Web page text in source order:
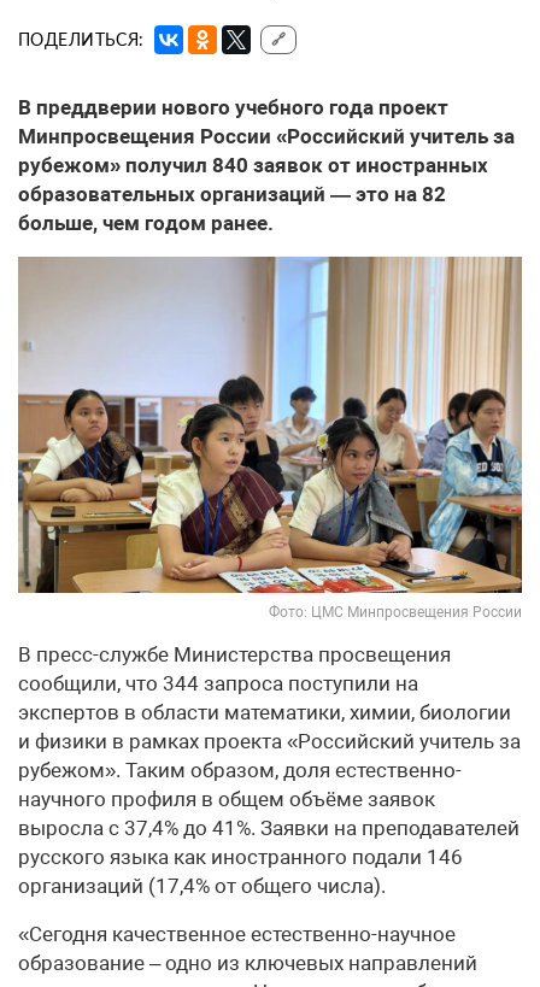
ПОДЕЛИТЬСЯ: 🔗
В преддверии нового учебного года проект
Минпросвещения России «Российский учитель за
рубежом» получил 840 заявок от иностранных
образовательных организаций — это на 82
больше, чем годом ранее.
Фото: ЦМС Минпросвещения России
В пресс-службе Министерства просвещения
сообщили, что 344 запроса поступили на
экспертов в области математики, химии, биологии
и физики в рамках проекта «Российский учитель за
рубежом». Таким образом, доля естественно-
научного профиля в общем объёме заявок
выросла с 37,4% до 41%. Заявки на преподавателей
русского языка как иностранного подали 146
организаций (17,4% от общего числа).
«Сегодня качественное естественно-научное
образование – одно из ключевых направлений